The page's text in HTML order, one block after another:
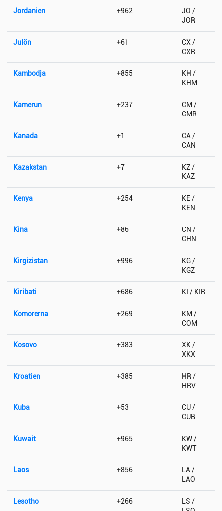
Jordanien +962
JO /
JOR
Julön +61
CX /
CXR
Kambodja +855
KH /
KHM
Kamerun +237
CM /
CMR
Kanada +1
CA /
CAN
Kazakstan +7
KZ /
KAZ
Kenya +254
KE /
KEN
Kina +86
CN /
CHN
Kirgizistan +996
KG /
KGZ
Kiribati +686 KI / KIR
Komorerna +269
KM /
COM
Kosovo +383
XK /
XKX
Kroatien +385
HR /
HRV
Kuba +53
CU /
CUB
Kuwait +965
KW /
KWT
Laos +856
LA /
LAO
Lesotho +266
LS /